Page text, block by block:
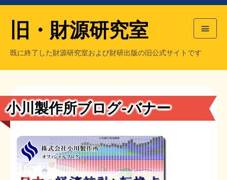
【国の、本当の】財源チラシ／旧・財源研究室
もっと知りたい方へ
旧・財源研究室
既に終了した財源研究室および財研出版の旧公式サイトです
旧・財源研究室について
チラシ発行部数
旧・財研出版について
小川製作所ブログ-バナー